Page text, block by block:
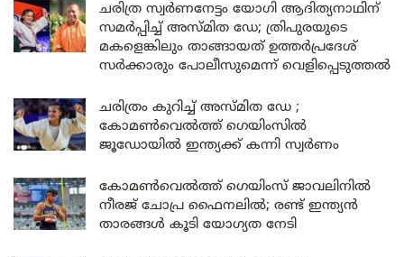
ചരിത്ര സ്വർണനേട്ടം യോഗി ആദിത്യനാഥിന്
സമർപ്പിച്ച് അസ്മിത ഡേ; ത്രിപുരയുടെ
മകളെങ്കിലും താങ്ങായത് ഉത്തർപ്രദേശ്
സർക്കാരും പോലീസുമെന്ന് വെളിപ്പെടുത്തൽ
ചരിത്രം കുറിച്ച് അസ്മിത ഡേ ;
കോമൺവെൽത്ത് ഗെയിംസിൽ
ജൂഡോയിൽ ഇന്ത്യക്ക് കന്നി സ്വർണം
കോമൺവെൽത്ത് ഗെയിംസ് ജാവലിനിൽ
നീരജ് ചോപ്ര ഫൈനലിൽ; രണ്ട് ഇന്ത്യൻ
താരങ്ങൾ കൂടി യോഗ്യത നേടി